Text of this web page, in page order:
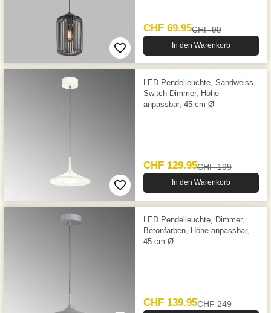
CHF 69.95CHF 99
In den Warenkorb
LED Pendelleuchte, Sandweiss,
Switch Dimmer, Höhe
anpassbar, 45 cm Ø
CHF 129.95CHF 199
In den Warenkorb
LED Pendelleuchte, Dimmer,
Betonfarben, Höhe anpassbar,
45 cm Ø
CHF 139.95CHF 249